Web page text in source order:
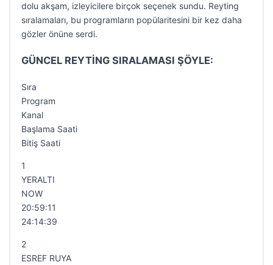
dolu akşam, izleyicilere birçok seçenek sundu. Reyting
sıralamaları, bu programların popülaritesini bir kez daha
gözler önüne serdi.
GÜNCEL REYTİNG SIRALAMASI ŞÖYLE:
Sıra
Program
Kanal
Başlama Saati
Bitiş Saati
1
YERALTI
NOW
20:59:11
24:14:39
2
ESREF RUYA